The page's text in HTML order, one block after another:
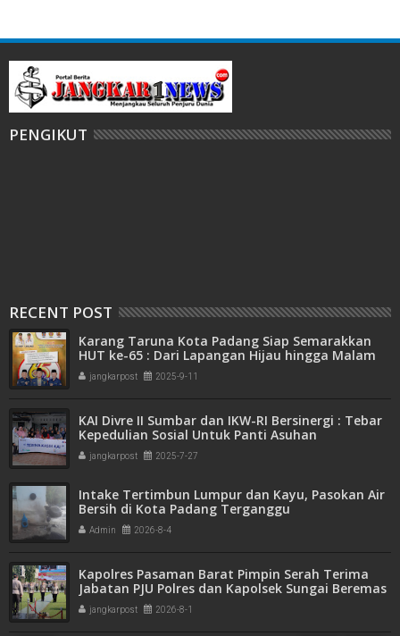
PENGIKUT
RECENT POST
Karang Taruna Kota Padang Siap Semarakkan
HUT ke-65 : Dari Lapangan Hijau hingga Malam
Kebersamaan
jangkarpost 2025-9-11
KAI Divre II Sumbar dan IKW-RI Bersinergi : Tebar
Kepedulian Sosial Untuk Panti Asuhan
jangkarpost 2025-7-27
Intake Tertimbun Lumpur dan Kayu, Pasokan Air
Bersih di Kota Padang Terganggu
Admin 2026-8-4
Kapolres Pasaman Barat Pimpin Serah Terima
Jabatan PJU Polres dan Kapolsek Sungai Beremas
jangkarpost 2026-8-1